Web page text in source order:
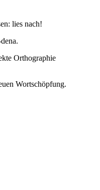
lies nach!
Orthographie
Wortschöpfung.